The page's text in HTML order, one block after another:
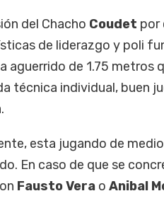
del Chacho Coudet por
de liderazgo y poli
aguerrido de 1.75 metros
técnica individual, buen
esta jugando de
En caso de que se
Fausto Verao Anibal